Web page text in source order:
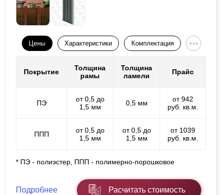
Цены Характеристики Комплектация
Покрытие
Толщина
рамы
Толщина
ламели
Прайс
ПЭ
от 0,5 до
1,5 мм
0,5 мм
от 942
руб. кв.м.
ППП
от 0,5 до
1,5 мм
от 0,5 до
1,5 мм
от 1039
руб. кв.м.
* ПЭ - полиэстер, ППП - полимерно-порошковое
Подробнее Расчитать стоимость